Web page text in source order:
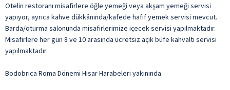
Otelin restoranı misafirlere öğle yemeği veya akşam yemeği servisi
yapıyor, ayrıca kahve dükkânında/kafede hafif yemek servisi mevcut.
Barda/oturma salonunda misafirlerimize içecek servisi yapılmaktadır.
Misafirlere her gün 8 ve 10 arasında ücretsiz açık büfe kahvaltı servisi
yapılmaktadır.
Bodobrica Roma Dönemi Hisar Harabeleri yakınında